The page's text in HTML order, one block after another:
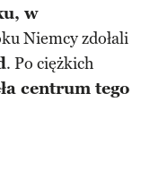
w
Niemcy zdołali
. Po ciężkich
centrum tego